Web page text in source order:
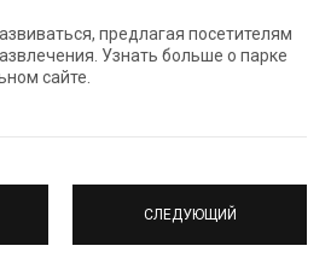
предлагая посетителям
Узнать больше о парке
сайте.
СЛЕДУЮЩИЙ